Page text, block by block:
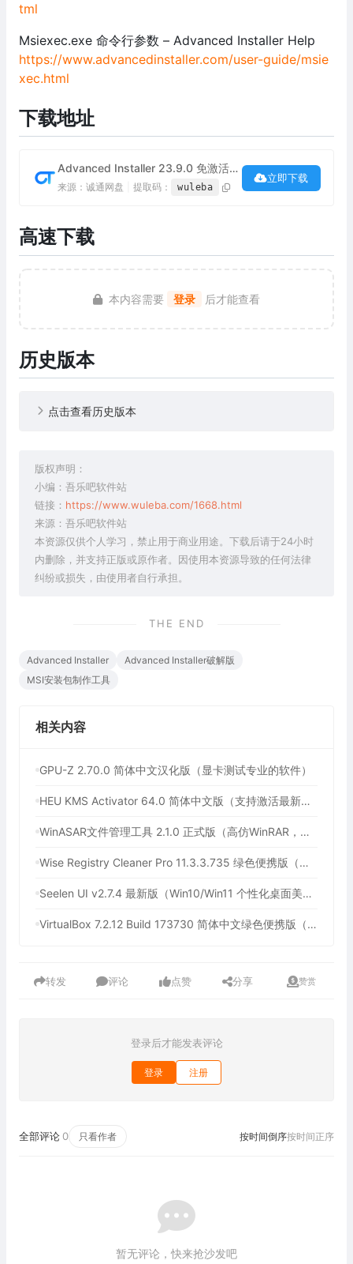
tml
Msiexec.exe 命令行参数 – Advanced Installer Help
https://www.advancedinstaller.com/user-guide/msie
xec.html
下载地址
Advanced Installer 23.9.0 免激活绿色便携版（安装包制作工具）下载
来源：诚通网盘 提取码： wuleba
立即下载
高速下载
本内容需要 登录 后才能查看
历史版本
点击查看历史版本
版权声明：
小编：吾乐吧软件站
链接： https://www.wuleba.com/1668.html
来源：吾乐吧软件站
本资源仅供个人学习，禁止用于商业用途。下载后请于24小时
内删除，并支持正版或原作者。因使用本资源导致的任何法律
纠纷或损失，由使用者自行承担。
THE END
Advanced Installer
Advanced Installer破解版
MSI安装包制作工具
相关内容
GPU-Z 2.70.0 简体中文汉化版（显卡测试专业的软件）
HEU KMS Activator 64.0 简体中文版（支持激活最新版Windows/Office离线永久激活）
WinASAR文件管理工具 2.1.0 正式版（高仿WinRAR，最好用的Electron ASAR文件打包/解包工具、压缩/解压工具）
Wise Registry Cleaner Pro 11.3.3.735 绿色便携版（注册表清理工具）
Seelen UI v2.7.4 最新版（Win10/Win11 个性化桌面美化工具）
VirtualBox 7.2.12 Build 173730 简体中文绿色便携版（免费开源的虚拟机）
转发 评论 点赞 分享 赞赏
登录后才能发表评论
登录 注册
全部评论 0 只看作者 按时间倒序按时间正序
暂无评论，快来抢沙发吧